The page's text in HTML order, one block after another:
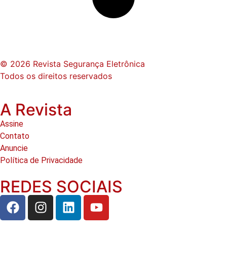
© 2026 Revista Segurança Eletrônica
Todos os direitos reservados
A Revista
Assine
Contato
Anuncie
Política de Privacidade
REDES SOCIAIS